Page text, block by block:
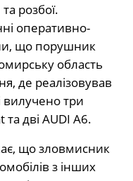
розбої.
оперативно-
що порушник
область
де реалізовував
три
дві AUDI А6.
що зловмисник
з інших